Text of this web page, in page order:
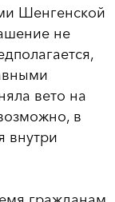
Шенгенской
не
вето на
в
внутри